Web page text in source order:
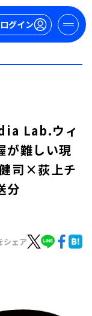
ログイン
Lab.ウィ
が難しい現
健司×荻上チ
分
シェア